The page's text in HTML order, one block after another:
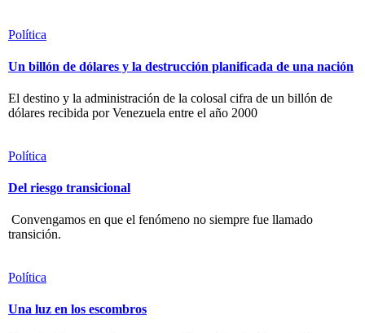
Política
Un billón de dólares y la destrucción planificada de una nación
El destino y la administración de la colosal cifra de un billón de
dólares recibida por Venezuela entre el año 2000
Política
Del riesgo transicional
Convengamos en que el fenómeno no siempre fue llamado
transición.
Política
Una luz en los escombros